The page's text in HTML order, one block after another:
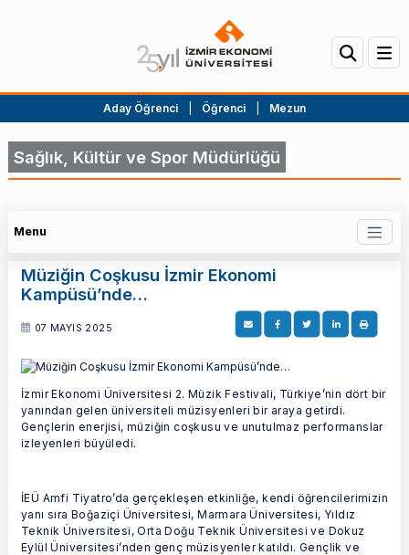
Aday Öğrenci Öğrenci Mezun
Sağlık, Kültür ve Spor Müdürlüğü
Müziğin Coşkusu İzmir Ekonomi
Kampüsü’nde…
07 MAYIS 2025
İzmir Ekonomi Üniversitesi 2. Müzik Festivali, Türkiye’nin dört bir
yanından gelen üniversiteli müzisyenleri bir araya getirdi.
Gençlerin enerjisi, müziğin coşkusu ve unutulmaz performanslar
izleyenleri büyüledi.
İEÜ Amfi Tiyatro’da gerçekleşen etkinliğe, kendi öğrencilerimizin
yanı sıra Boğaziçi Üniversitesi, Marmara Üniversitesi, Yıldız
Teknik Üniversitesi, Orta Doğu Teknik Üniversitesi ve Dokuz
Eylül Üniversitesi’nden genç müzisyenler katıldı. Gençlik ve
Menu